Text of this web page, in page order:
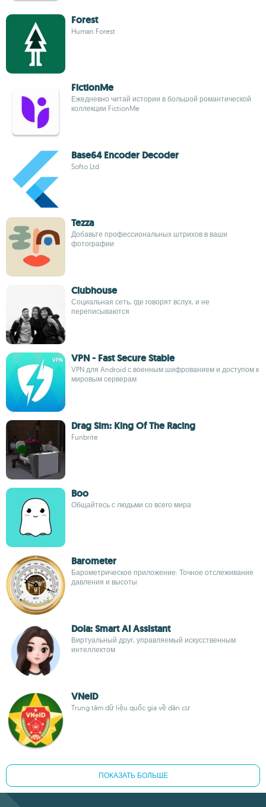
Forest
Human Forest
FictionMe
Ежедневно читай истории в большой романтической
коллекции FictionMe
Base64 Encoder Decoder
Softo Ltd
Tezza
Добавьте профессиональных штрихов в ваши
фотографии
Clubhouse
Социальная сеть, где говорят вслух, и не
переписываются
VPN - Fast Secure Stable
VPN для Android с военным шифрованием и доступом к
мировым серверам
Drag Sim: King Of The Racing
Funbrite
Boo
Общайтесь с людьми со всего мира
Barometer
Барометрическое приложение: Точное отслеживание
давления и высоты
Dola: Smart AI Assistant
Виртуальный друг, управляемый искусственным
интеллектом
VNeID
Trung tâm dữ liệu quốc gia về dân cư
ПОКАЗАТЬ БОЛЬШЕ